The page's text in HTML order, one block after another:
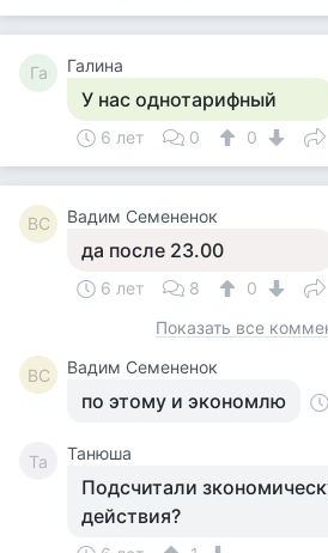
Га Галина
У нас однотарифный
6 лет 0 0
ВС Вадим Семененок
да после 23.00
6 лет 8
0
Показать все
ВС Вадим Семененок
по этому и экономлю
Та Танюша
Подсчитали
действия?